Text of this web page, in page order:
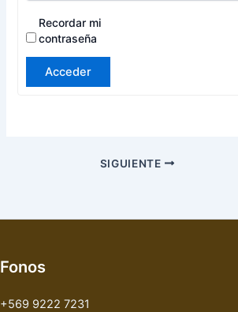
Recordar mi
contraseña
Acceder
SIGUIENTE
Fonos
+569 9222 7231